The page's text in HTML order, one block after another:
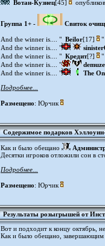
Вотан-Кузнец[45]
Группа 1+ - Свиток
And the winner is.... " Beilor[17]
"
And the winner is.... "
And the winner is.... " Кредит[?]
"
And the winner is.... "
And the winner is.... "
The
Подробнее...
Размещено: Юрчик
Содержимое подарков
Как и было обещано
Десятки игроков отложили сон в
Подробнее...
Размещено: Юрчик
Результаты розыгрышей от
Вот и подходит к концу октябрь,
Как и было обещано,